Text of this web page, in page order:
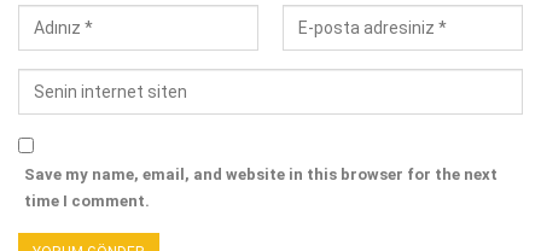
Save my name, email, and website in this browser for the next
time I comment.